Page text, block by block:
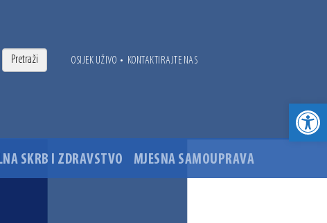
OSIJEK UŽIVO • KONTAKTIRAJTE NAS
SKRB I ZDRAVSTVO MJESNA SAMOUPRAVA